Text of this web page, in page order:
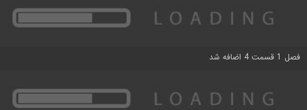
فصل 1 قسمت 4 اضافه شد